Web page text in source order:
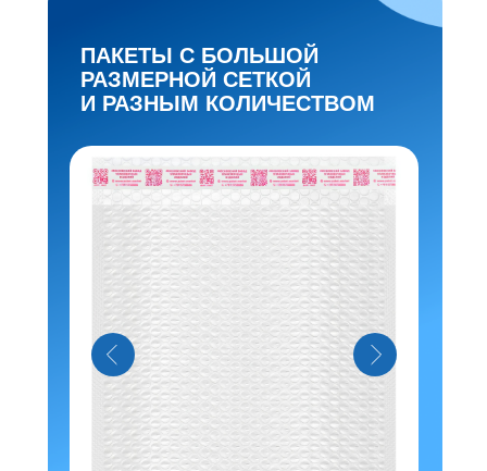
ПАКЕТЫ С БОЛЬШОЙ
РАЗМЕРНОЙ СЕТКОЙ
И РАЗНЫМ КОЛИЧЕСТВОМ